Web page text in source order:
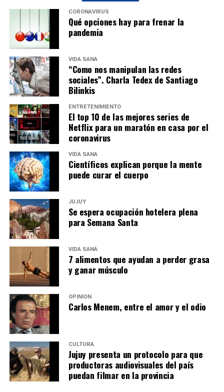
CORONAVIRUS
Qué opciones hay para frenar la
pandemia
VIDA SANA
“Como nos manipulan las redes
sociales”. Charla Tedex de Santiago
Bilinkis
ENTRETENIMIENTO
El top 10 de las mejores series de
Netflix para un maratón en casa por el
coronavirus
VIDA SANA
Científicos explican porque la mente
puede curar el cuerpo
JUJUY
Se espera ocupación hotelera plena
para Semana Santa
VIDA SANA
7 alimentos que ayudan a perder grasa
y ganar músculo
OPINIÓN
Carlos Menem, entre el amor y el odio
CULTURA
Jujuy presenta un protocolo para que
productoras audiovisuales del país
puedan filmar en la provincia